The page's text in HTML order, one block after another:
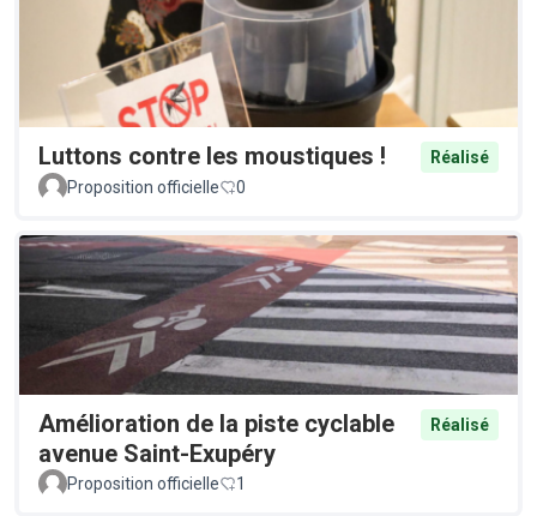
Luttons contre les moustiques !
Réalisé
Proposition officielle
0
Amélioration de la piste cyclable
avenue Saint-Exupéry
Réalisé
Proposition officielle 1